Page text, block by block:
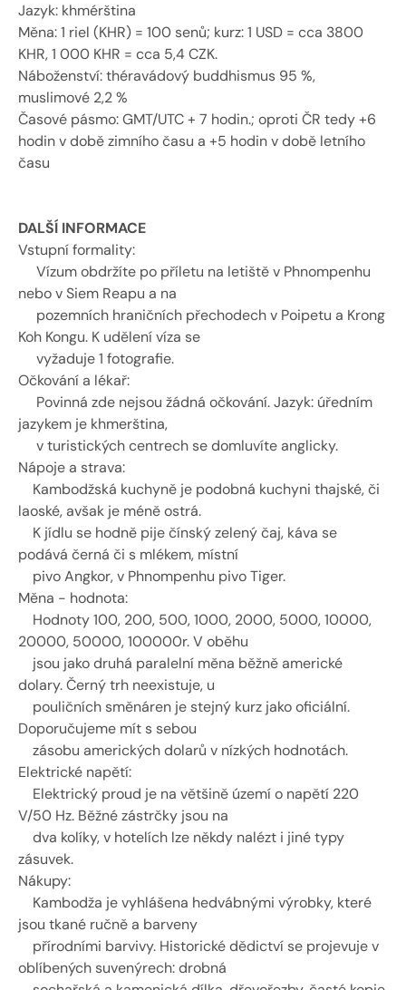
Jazyk: khmérština
Měna: 1 riel (KHR) = 100 senů; kurz: 1 USD = cca 3800
KHR, 1 000 KHR = cca 5,4 CZK.
Náboženství: théravádový buddhismus 95 %,
muslimové 2,2 %
Časové pásmo: GMT/UTC + 7 hodin.; oproti ČR tedy +6
hodin v době zimního času a +5 hodin v době letního
času
DALŠÍ INFORMACE
Vstupní formality:
Vízum obdržíte po příletu na letiště v Phnompenhu
nebo v Siem Reapu a na
pozemních hraničních přechodech v Poipetu a Krong
Koh Kongu. K udělení víza se
vyžaduje 1 fotografie.
Očkování a lékař:
Povinná zde nejsou žádná očkování. Jazyk: úředním
jazykem je khmerština,
v turistických centrech se domluvíte anglicky.
Nápoje a strava:
Kambodžská kuchyně je podobná kuchyni thajské, či
laoské, avšak je méně ostrá.
K jídlu se hodně pije čínský zelený čaj, káva se
podává černá či s mlékem, místní
pivo Angkor, v Phnompenhu pivo Tiger.
Měna - hodnota:
Hodnoty 100, 200, 500, 1000, 2000, 5000, 10000,
20000, 50000, 100000r. V oběhu
jsou jako druhá paralelní měna běžně americké
dolary. Černý trh neexistuje, u
pouličních směnáren je stejný kurz jako oficiální.
Doporučujeme mít s sebou
zásobu amerických dolarů v nízkých hodnotách.
Elektrické napětí:
Elektrický proud je na většině území o napětí 220
V/50 Hz. Běžné zástrčky jsou na
dva kolíky, v hotelích lze někdy nalézt i jiné typy
zásuvek.
Nákupy:
Kambodža je vyhlášena hedvábnými výrobky, které
jsou tkané ručně a barveny
přírodními barvivy. Historické dědictví se projevuje v
oblíbených suvenýrech: drobná